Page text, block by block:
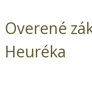
Overené
Heuréka